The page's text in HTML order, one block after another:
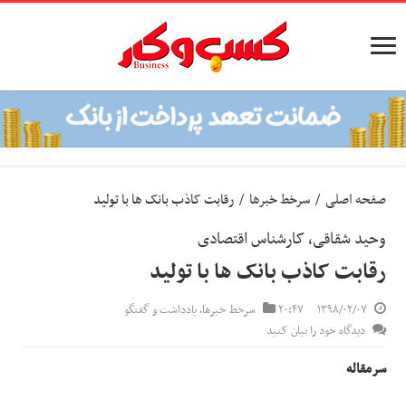
صفحه اصلی / سرخط خبرها / رقابت کاذب بانک ها با تولید
وحید شقاقی، کارشناس اقتصادی
رقابت کاذب بانک ها با تولید
۱۳۹۸/۰۲/۰۷ ۲۰:۴۷ سرخط خبرها,یادداشت و گفتگو
دیدگاه خود را بیان کنید
سرمقاله